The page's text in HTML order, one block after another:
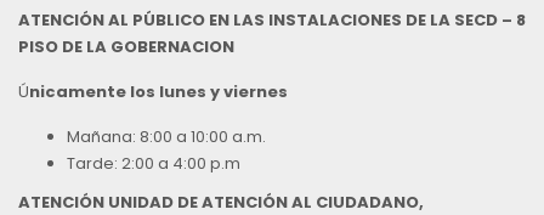
ATENCIÓN AL PÚBLICO EN LAS INSTALACIONES DE LA SECD – 8
PISO DE LA GOBERNACION
Únicamente los lunes y viernes
Mañana: 8:00 a 10:00 a.m.
Tarde: 2:00 a 4:00 p.m
ATENCIÓN UNIDAD DE ATENCIÓN AL CIUDADANO,